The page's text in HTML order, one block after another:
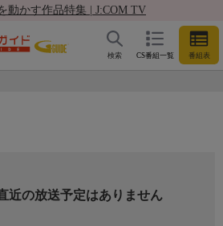
動かす作品特集 | J:COM TV
CS番組一覧 番組表
検索
近の放送予定はありません